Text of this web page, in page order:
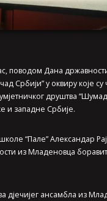
поводом Дана
Србији” у оквиру које су
друштва
и западне Србије.
“Пале” Александар
из Младеновца
дјечијег ансамбла из